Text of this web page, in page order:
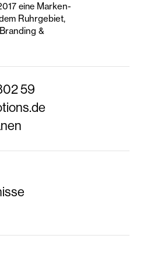
eine Marken-
Ruhrgebiet,
Branding &
59